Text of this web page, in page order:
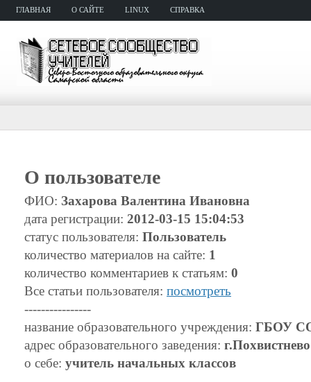
ГЛАВНАЯ О САЙТЕ LINUX СПРАВКА
О пользователе
ФИО: Захарова Валентина Ивановна
дата регистрации: 2012-03-15 15:04:53
статус пользователя: Пользователь
количество материалов на сайте: 1
количество комментариев к статьям: 0
Все статьи пользователя: посмотреть
----------------
название образовательного учреждения: ГБОУ
адрес образовательного заведения:
о себе: учитель начальных классов